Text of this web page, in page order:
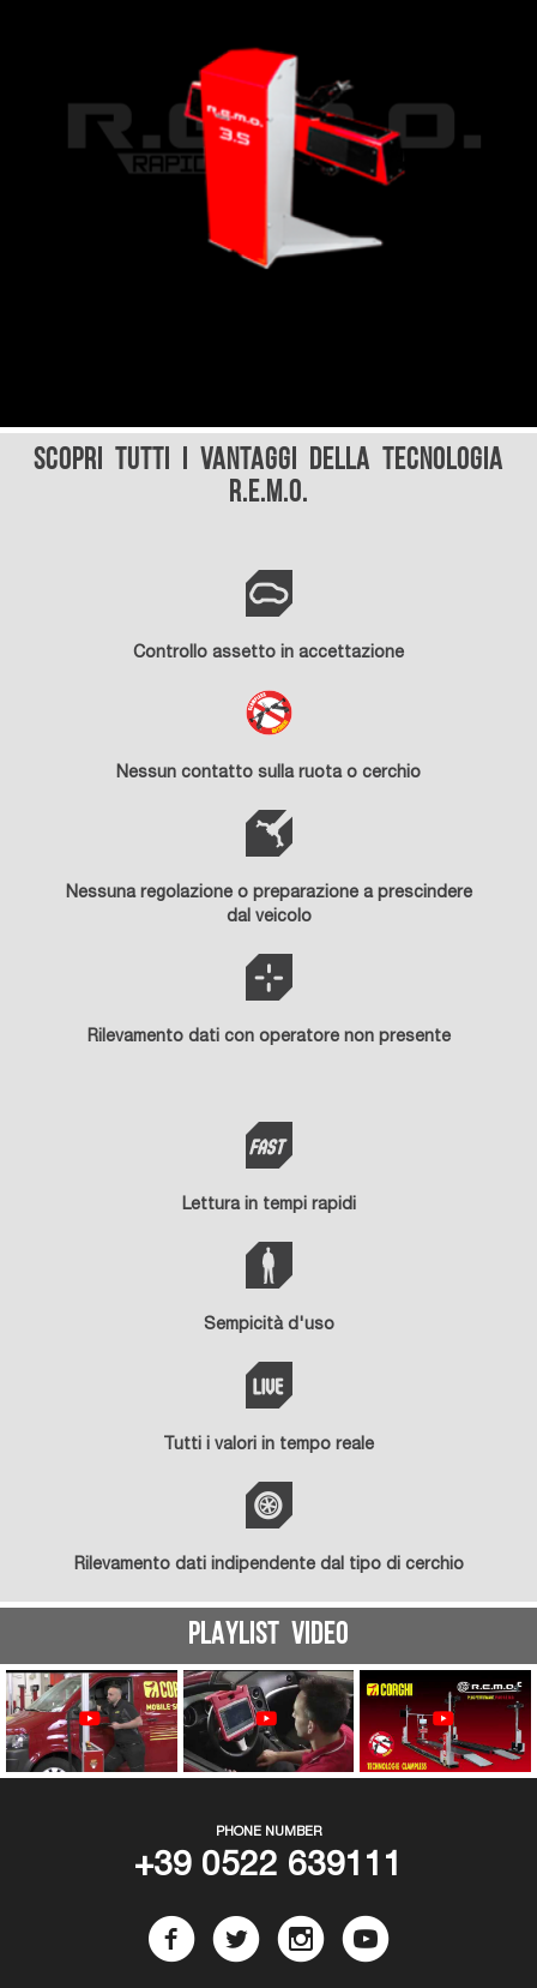
Scopri tutti i vantaggi della tecnologia
R.E.M.O.
Controllo assetto in accettazione
Nessun contatto sulla ruota o cerchio
Nessuna regolazione o preparazione a prescindere
dal veicolo
Rilevamento dati con operatore non presente
Lettura in tempi rapidi
Sempicità d'uso
Tutti i valori in tempo reale
Rilevamento dati indipendente dal tipo di cerchio
PLAYLIST VIDEO
PHONE NUMBER
+39 0522 639111